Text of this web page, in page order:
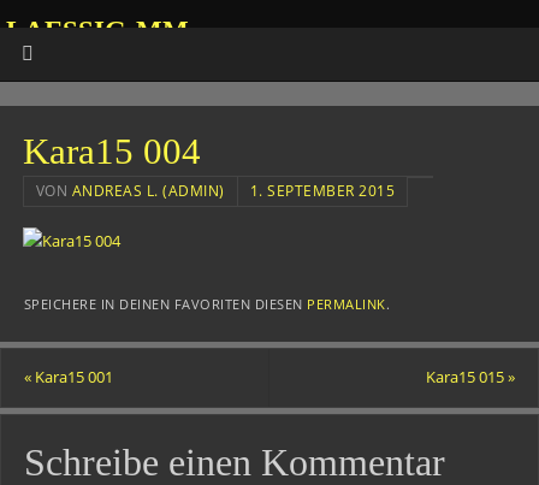
LAESSIG-MM
Kara15 004
VON ANDREAS L. (ADMIN) 1. SEPTEMBER 2015
SPEICHERE IN DEINEN FAVORITEN DIESEN PERMALINK.
«Kara15 001 Kara15 015»
Schreibe einen Kommentar